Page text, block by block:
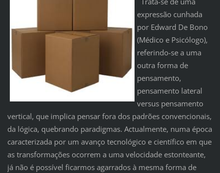
expressão cunhada
por Edward De Bono
(Médico e Psicólogo),
referindo-se a uma
outra forma de
pensamento,
pensamento lateral
versus pensamento
vertical, que implica pensar fora dos padrões convencionais,
da lógica, quebrando paradigmas. Actualmente, numa época
caracterizada por um avanço tecnológico e científico em que
as transformações ocorrem a uma velocidade estonteante,
já não é possível ficarmos agarrados à mesma forma de